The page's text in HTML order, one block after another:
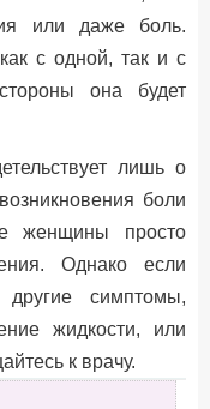
или даже боль.
с одной, так и с
она будет
лишь о
боли
женщины просто
Однако если
симптомы,
жидкости, или
к врачу.